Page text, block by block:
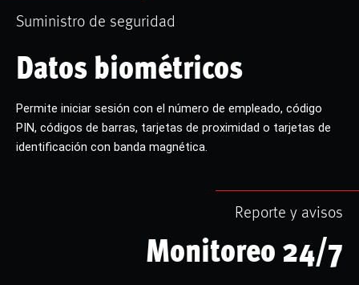
Suministro de seguridad
Datos biométricos
Permite iniciar sesión con el número de empleado, código
PIN, códigos de barras, tarjetas de proximidad o tarjetas de
identificación con banda magnética.
Reporte y avisos
Monitoreo 24/7